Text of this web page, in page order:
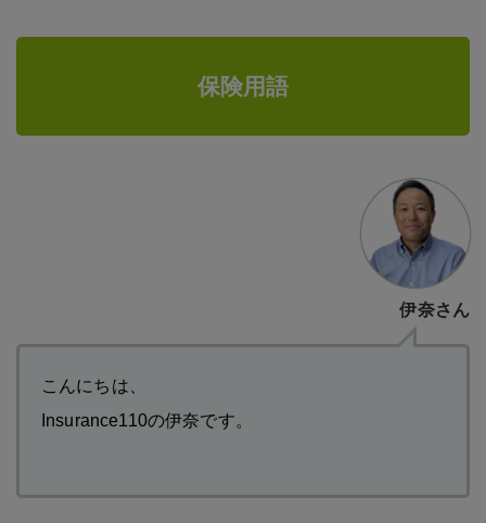
保険用語
伊奈さん
こんにちは、
Insurance110の伊奈です。